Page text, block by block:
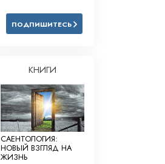
наркотиков
использования
ПОДПИШИТЕСЬ
КНИГИ
САЕНТОЛОГИЯ:
НОВЫЙ ВЗГЛЯД НА
ЖИЗНЬ